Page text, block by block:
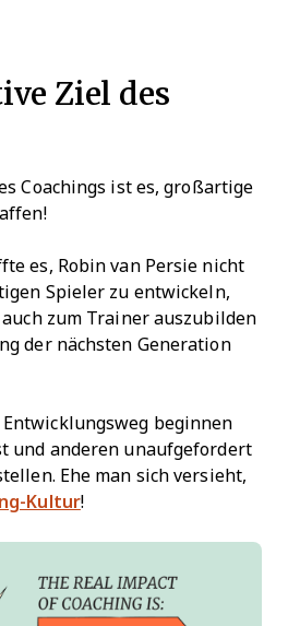
Ziel des
Coachings ist es, großartige
es, Robin van Persie nicht
Spieler zu entwickeln,
zum Trainer auszubilden
der nächsten Generation
beginnen
und anderen unaufgefordert
Ehe man sich versieht,
Kultur!